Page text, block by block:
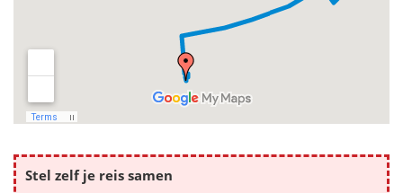
Stel zelf je reis samen